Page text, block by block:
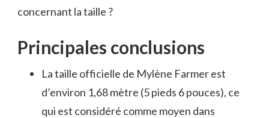
concernant la taille ?
Principales conclusions
La taille officielle de Mylène Farmer est
d’environ 1,68 mètre (5 pieds 6 pouces), ce
qui est considéré comme moyen dans